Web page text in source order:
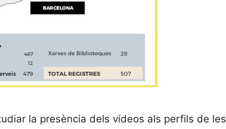
la presència dels vídeos als perfils de les